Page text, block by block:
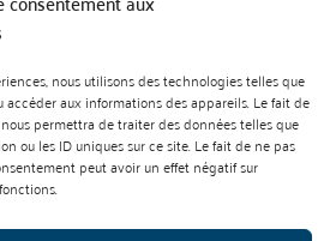
nous utilisons des technologies telles que
aux informations des appareils. Le fait de
permettra de traiter des données telles que
ou les ID uniques sur ce site. Le fait de ne pas
peut avoir un effet négatif sur
JUIGNE SUR LOIRE
:07 88 99 01 07